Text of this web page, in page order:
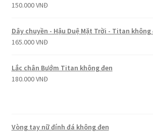
150.000VNĐ
Dây chuyền - Hậu Duệ Mặt Trời - Titan không
165.000VNĐ
Lắc chân Bướm Titan không đen
180.000VNĐ
Vòng tay nữ đính đá không đen